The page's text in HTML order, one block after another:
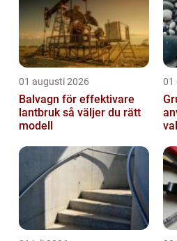
01 augusti 2026
Balvagn för effektivare
lantbruk så väljer du rätt
modell
01